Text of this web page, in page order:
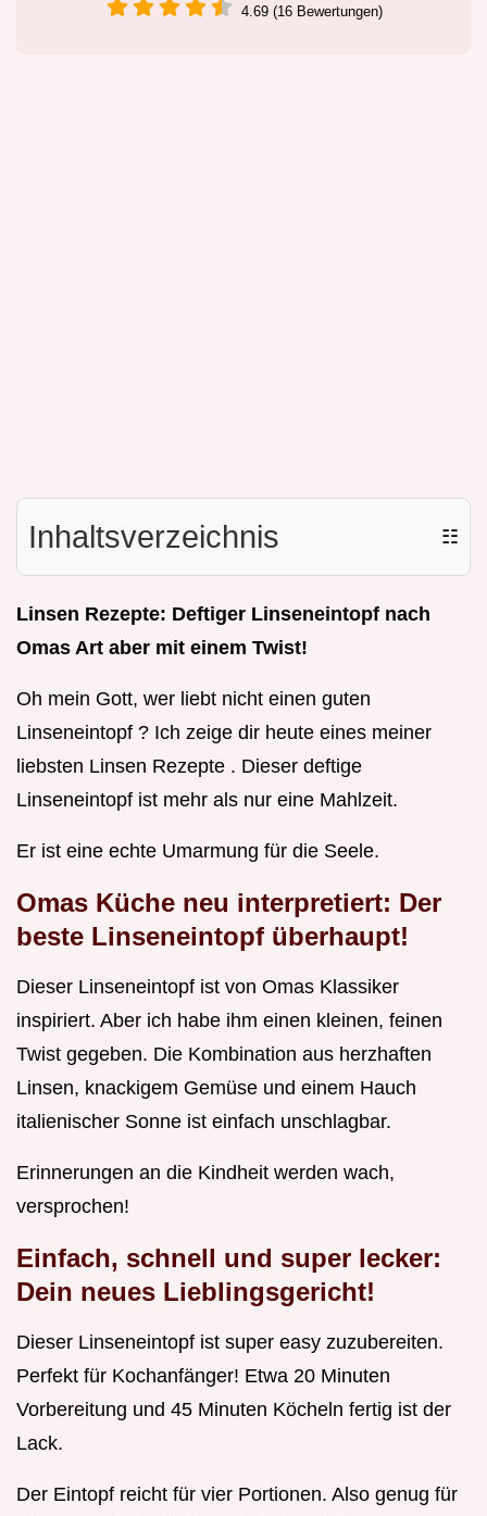
4.69 (16 Bewertungen)
Inhaltsverzeichnis ☷
Linsen Rezepte: Deftiger Linseneintopf nach
Omas Art aber mit einem Twist!
Oh mein Gott, wer liebt nicht einen guten
Linseneintopf ? Ich zeige dir heute eines meiner
liebsten Linsen Rezepte . Dieser deftige
Linseneintopf ist mehr als nur eine Mahlzeit.
Er ist eine echte Umarmung für die Seele.
Omas Küche neu interpretiert: Der
beste Linseneintopf überhaupt!
Dieser Linseneintopf ist von Omas Klassiker
inspiriert. Aber ich habe ihm einen kleinen, feinen
Twist gegeben. Die Kombination aus herzhaften
Linsen, knackigem Gemüse und einem Hauch
italienischer Sonne ist einfach unschlagbar.
Erinnerungen an die Kindheit werden wach,
versprochen!
Einfach, schnell und super lecker:
Dein neues Lieblingsgericht!
Dieser Linseneintopf ist super easy zuzubereiten.
Perfekt für Kochanfänger! Etwa 20 Minuten
Vorbereitung und 45 Minuten Köcheln fertig ist der
Lack.
Der Eintopf reicht für vier Portionen. Also genug für